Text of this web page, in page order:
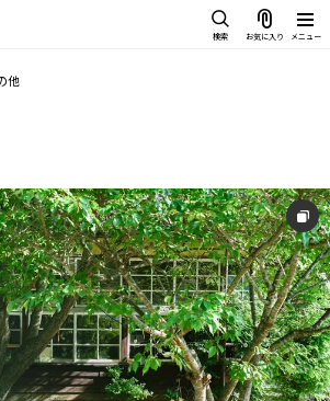
検索 お気に入り メニュー
たい
れもこれも
ロケシーンも
であれもこれも
などロケシーンも
探す
らスタジオを探す
オプション
他